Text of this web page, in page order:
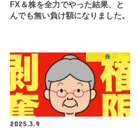
FX＆株を全力でやった結果、と
んでも無い負け額になりました。
株
2025.3.9